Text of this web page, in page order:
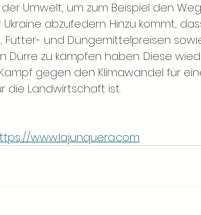
Umwelt, um zum Beispiel den
abzufedern. Hinzu kommt,
Futter- und Düngemittelpreisen
Dürre zu kämpfen haben. Diese
gegen den Klimawandel für
die Landwirtschaft ist.
www.lajunquera.com